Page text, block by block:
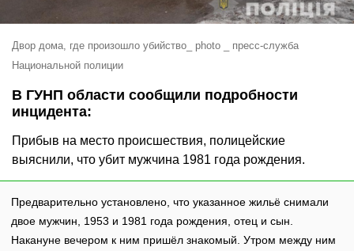
Двор дома, где произошло убийство_ photo _ пресс-служба
Национальной полиции
В ГУНП области сообщили подробности
инцидента:
Прибыв на место происшествия, полицейские
выяснили, что убит мужчина 1981 года рождения.
Предварительно установлено, что указанное жильё снимали
двое мужчин, 1953 и 1981 года рождения, отец и сын.
Накануне вечером к ним пришёл знакомый. Утром между ним